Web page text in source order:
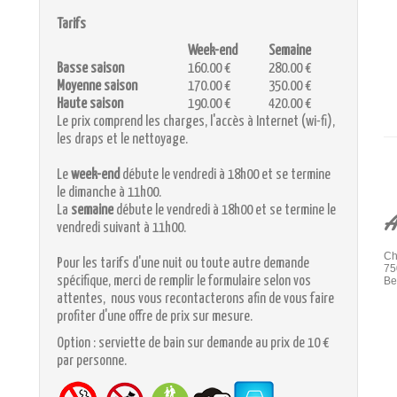
Tarifs
Week-end
Semaine
Basse saison
160.00 €
280.00 €
Moyenne saison
170.00 €
350.00 €
Haute saison
190.00 €
420.00 €
Le prix comprend les charges, l'accès à Internet (wi-fi),
les draps et le nettoyage.
Leweek-enddébute le vendredi à 18h00 et se termine
le dimanche à 11h00.
La semainedébute le vendredi à 18h00 et se termine le
vendredi suivant à 11h00.
Pour les tarifs d'une nuit ou toute autre demande
spécifique, merci de remplir le formulaire selon vos
attentes, nous vous recontacterons afin de vous faire
profiter d'une offre de prix sur mesure.
Option : serviette de bain sur demande au prix de 10 €
par personne.